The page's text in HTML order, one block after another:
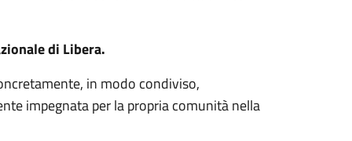
di Libera.
in modo condiviso,
impegnata per la propria comunità nella